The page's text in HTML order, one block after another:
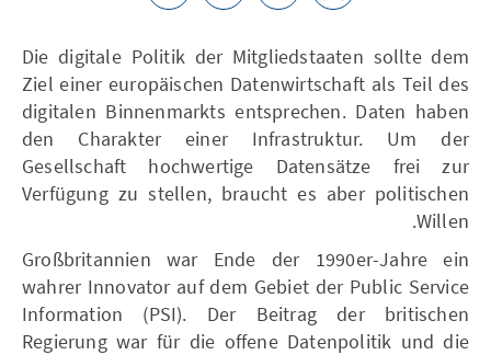
Die digitale Politik der Mitgliedstaaten sollte dem
Ziel einer europäischen Datenwirtschaft als Teil des
digitalen Binnenmarkts entsprechen. Daten haben
den Charakter einer Infrastruktur. Um der
Gesellschaft hochwertige Datensätze frei zur
Verfügung zu stellen, braucht es aber politischen
Willen.
Großbritannien war Ende der 1990er-Jahre ein
wahrer Innovator auf dem Gebiet der Public Service
Information (PSI). Der Beitrag der britischen
Regierung war für die offene Datenpolitik und die